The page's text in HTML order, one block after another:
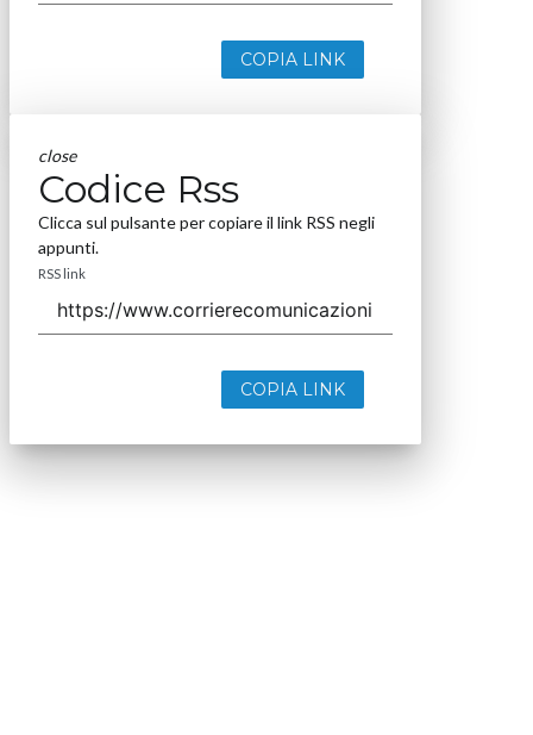
COPIA LINK
close
Codice Rss
Clicca sul pulsante per copiare il link RSS negli
appunti.
RSS link
COPIA LINK